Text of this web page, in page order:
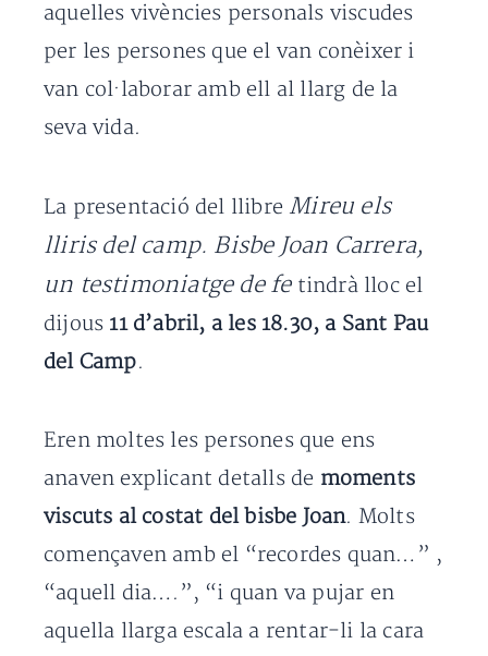
aquelles vivències personals viscudes
per les persones que el van conèixer i
van col·laborar amb ell al llarg de la
seva vida.
La presentació del llibreMireu els
lliris del camp. Bisbe Joan Carrera,
un testimoniatge de fetindrà lloc el
dijous 11 d’abril, a les 18.30, a Sant Pau
del Camp.
Eren moltes les persones que ens
anaven explicant detalls de moments
viscuts al costat del bisbe Joan. Molts
començaven amb el “recordes quan…” ,
“aquell dia….”, “i quan va pujar en
aquella llarga escala a rentar-li la cara